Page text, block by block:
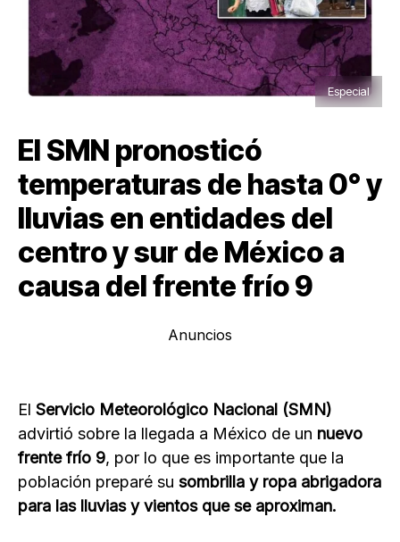
Especial
El SMN pronosticó
temperaturas de hasta 0° y
lluvias en entidades del
centro y sur de México a
causa del frente frío 9
Anuncios
El Servicio Meteorológico Nacional (SMN)
advirtió sobre la llegada a México de un nuevo
frente frío 9, por lo que es importante que la
población preparé su sombrilla y ropa abrigadora
para las lluvias y vientos que se aproximan.